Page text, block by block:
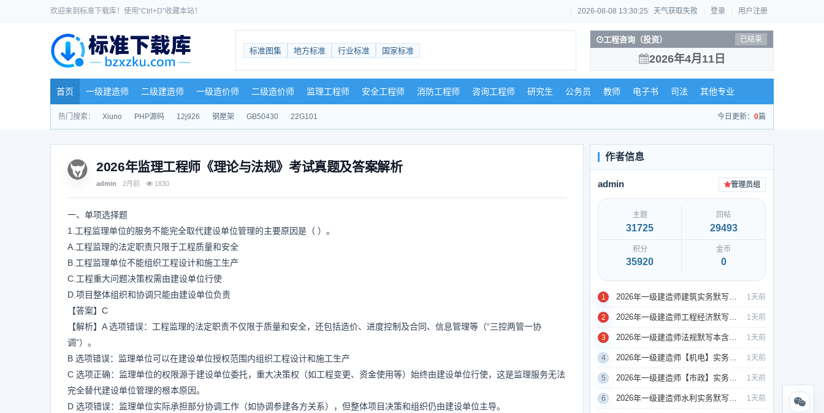
欢迎来到标准下载库！使用“Ctrl+D”收藏本站！ 2026-08-08 13:30:26 天气获取失败 登录 用户注册
标准图集 地方标准 行业标准 国家标准
工程咨询（投资） 已结束
2026年4月11日
首页 一级建造师 二级建造师 一级造价师 二级造价师 监理工程师 安全工程师 消防工程师 咨询工程师 研究生 公务员 教师 电子书 司法 其他专业
热门搜索： Xiuno PHP源码 12j926 钢屋架 GB50430 22G101 今日更新： 0篇
2026年监理工程师《理论与法规》考试真题及答案解析
admin 2月前 1830
一、单项选择题
1.工程监理单位的服务不能完全取代建设单位管理的主要原因是（ ）。
A.工程监理的法定职责只限于工程质量和安全
B.工程监理单位不能组织工程设计和施工生产
C.工程重大问题决策权需由建设单位行使
D.项目整体组织和协调只能由建设单位负责
【答案】C
【解析】A 选项错误：工程监理的法定职责不仅限于质量和安全，还包括造价、进度控制及合同、信息管理等（“三控两管一协
调”）。
B 选项错误：监理单位可以在建设单位授权范围内组织工程设计和施工生产
C 选项正确：监理单位的权限源于建设单位委托，重大决策权（如工程变更、资金使用等）始终由建设单位行使，这是监理服务无法
完全替代建设单位管理的根本原因。
D 选项错误：监理单位实际承担部分协调工作（如协调参建各方关系），但整体项目决策和组织仍由建设单位主导。
admin 管理员组
主题
31725
回帖
29493
积分
35920
金币
0
1 1天前
2 1天前
3 1天前
4 1天前
5 1天前
6 1天前